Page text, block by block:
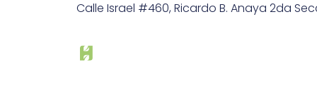
Calle Israel #460, Ricardo B. Anaya 2da